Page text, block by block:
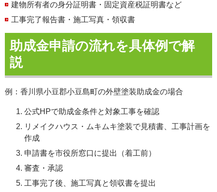
建物所有者の身分証明書・固定資産税証明書など
工事完了報告書・施工写真・領収書
助成金申請の流れを具体例で解
説
例：香川県小豆郡小豆島町の外壁塗装助成金の場合
公式HPで助成金条件と対象工事を確認
リメイクハウス・ムキムキ塗装で見積書、工事計画を
作成
申請書を市役所窓口に提出（着工前）
審査・承認
工事完了後、施工写真と領収書を提出